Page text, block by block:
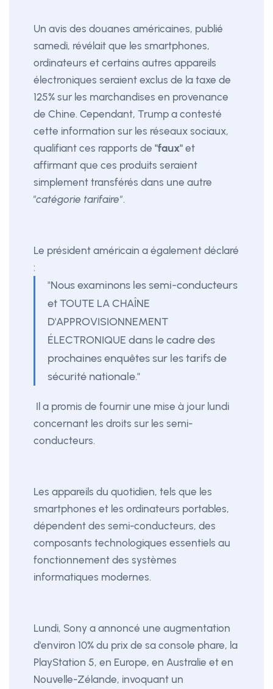
Un avis des douanes américaines, publié
samedi, révélait que les smartphones,
ordinateurs et certains autres appareils
électroniques seraient exclus de la taxe de
125% sur les marchandises en provenance
de Chine. Cependant, Trump a contesté
cette information sur les réseaux sociaux,
qualifiant ces rapports de "faux" et
affirmant que ces produits seraient
simplement transférés dans une autre
"catégorie tarifaire".
Le président américain a également déclaré
:
"Nous examinons les semi-conducteurs
et TOUTE LA CHAÎNE
D'APPROVISIONNEMENT
ÉLECTRONIQUE dans le cadre des
prochaines enquêtes sur les tarifs de
sécurité nationale."
Il a promis de fournir une mise à jour lundi
concernant les droits sur les semi-
conducteurs.
Les appareils du quotidien, tels que les
smartphones et les ordinateurs portables,
dépendent des semi-conducteurs, des
composants technologiques essentiels au
fonctionnement des systèmes
informatiques modernes.
Lundi, Sony a annoncé une augmentation
d'environ 10% du prix de sa console phare, la
PlayStation 5, en Europe, en Australie et en
Nouvelle-Zélande, invoquant un